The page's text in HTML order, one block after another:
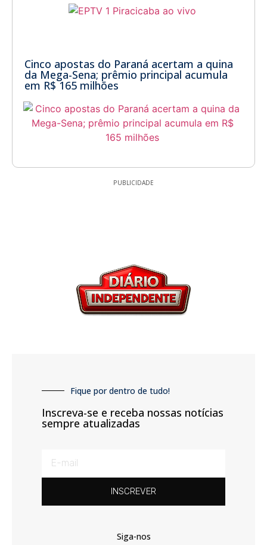
Cinco apostas do Paraná acertam a quina
da Mega-Sena; prêmio principal acumula
em R$ 165 milhões
PUBLICIDADE
Fique por dentro de tudo!
Inscreva-se e receba nossas notícias
sempre atualizadas
INSCREVER
Siga-nos